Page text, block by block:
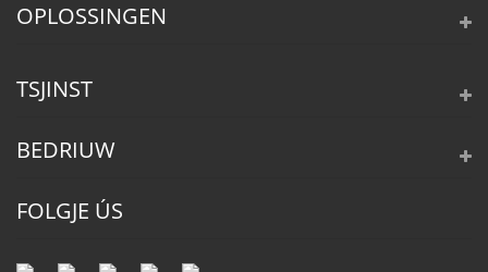
OPLOSSINGEN
TSJINST
BEDRIUW
FOLGJE ÚS